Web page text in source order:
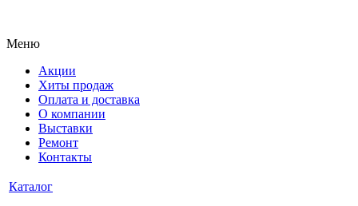
Меню
Акции
Хиты продаж
Оплата и доставка
О компании
Выставки
Ремонт
Контакты
Каталог